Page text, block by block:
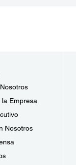
la Empresa
Nosotros